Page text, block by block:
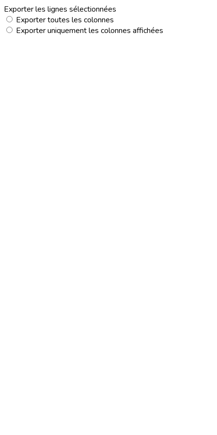
Exporter les lignes sélectionnées
Exporter toutes les colonnes
Exporter uniquement les colonnes affichées